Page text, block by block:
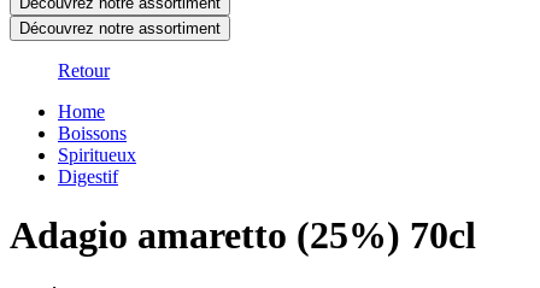
Découvrez notre assortiment
Retour
Home
Boissons
Spiritueux
Digestif
Adagio amaretto (25%) 70cl